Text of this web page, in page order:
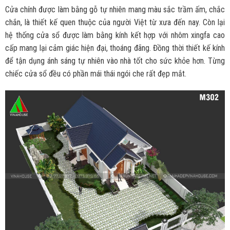
Cửa chính được làm bằng gỗ tự nhiên mang màu sắc trầm ấm, chắc
chắn, là thiết kế quen thuộc của người Việt từ xưa đến nay. Còn lại
hệ thống cửa sổ được làm bằng kính kết hợp với nhôm xingfa cao
cấp mang lại cảm giác hiện đại, thoáng đãng. Đồng thời thiết kế kính
để tận dụng ánh sáng tự nhiên vào nhà tốt cho sức khỏe hơn. Từng
chiếc cửa sổ đều có phần mái thái ngói che rất đẹp mắt.